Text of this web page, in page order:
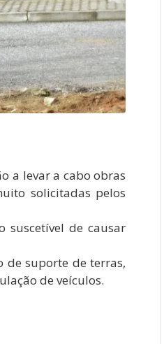
a levar a cabo obras
solicitadas pelos
suscetível de causar
de suporte de terras,
de veículos.